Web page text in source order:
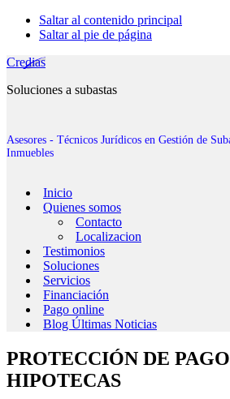
Saltar al contenido principal
Saltar al pie de página
Credias
Soluciones a subastas
Asesores - Técnicos Jurídicos en Gestión de
Inmuebles
Inicio
Quienes somos
Contacto
Localizacion
Testimonios
Soluciones
Servicios
Financiación
Pago online
Blog Últimas Noticias
PROTECCIÓN DE
HIPOTECAS